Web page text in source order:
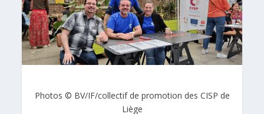
Photos © BV/IF/collectif de promotion des CISP de
Liège